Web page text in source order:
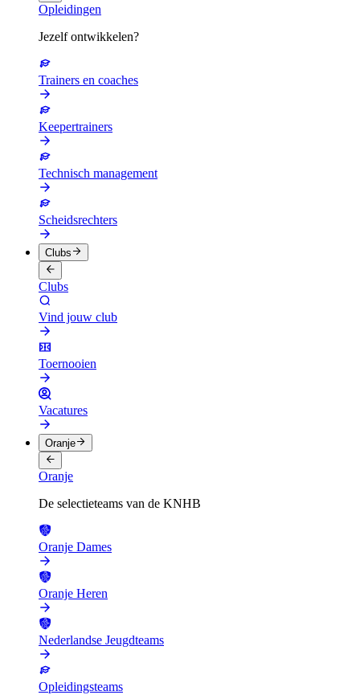
Opleidingen
Jezelf ontwikkelen?
Trainers en coaches
Keepertrainers
Technisch management
Scheidsrechters
Clubs
Clubs
Vind jouw club
Toernooien
Vacatures
Oranje
Oranje
De selectieteams van de KNHB
Oranje Dames
Oranje Heren
Nederlandse Jeugdteams
Opleidingsteams